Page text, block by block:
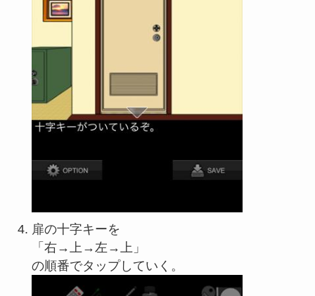
扉の十字キーを
「右→上→左→上」
の順番でタップしていく。